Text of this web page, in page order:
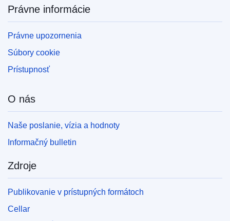
Právne informácie
Právne upozornenia
Súbory cookie
Prístupnosť
O nás
Naše poslanie, vízia a hodnoty
Informačný bulletin
Zdroje
Publikovanie v prístupných formátoch
Cellar